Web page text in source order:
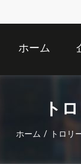
ホーム
ト
ホーム / トロリ